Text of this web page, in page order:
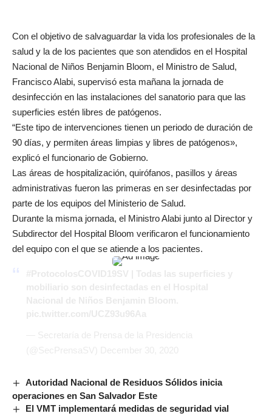
Con el objetivo de salvaguardar la vida los profesionales de la
salud y la de los pacientes que son atendidos en el Hospital
Nacional de Niños Benjamin Bloom, el Ministro de Salud,
Francisco Alabi, supervisó esta mañana la jornada de
desinfección en las instalaciones del sanatorio para que las
superficies estén libres de patógenos.
“Este tipo de intervenciones tienen un periodo de duración de
90 días, y permiten áreas limpias y libres de patógenos»,
explicó el funcionario de Gobierno.
Las áreas de hospitalización, quirófanos, pasillos y áreas
administrativas fueron las primeras en ser desinfectadas por
parte de los equipos del Ministerio de Salud.
Durante la misma jornada, el Ministro Alabi junto al Director y
Subdirector del Hospital Bloom verificaron el funcionamiento
del equipo con el que se atiende a los pacientes.
Autoridad Nacional de Residuos Sólidos inicia
operaciones en San Salvador Este
El VMT implementará medidas de seguridad vial